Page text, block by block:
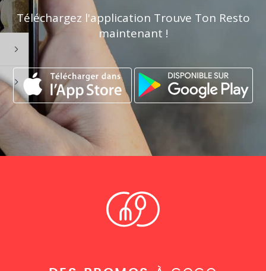
Téléchargez l'application Trouve Ton Resto
maintenant !